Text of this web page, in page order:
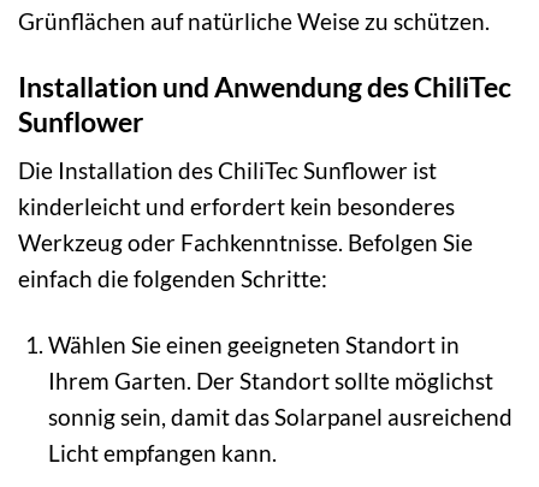
Grünflächen auf natürliche Weise zu schützen.
Installation und Anwendung des ChiliTec
Sunflower
Die Installation des ChiliTec Sunflower ist
kinderleicht und erfordert kein besonderes
Werkzeug oder Fachkenntnisse. Befolgen Sie
einfach die folgenden Schritte:
Wählen Sie einen geeigneten Standort in
Ihrem Garten. Der Standort sollte möglichst
sonnig sein, damit das Solarpanel ausreichend
Licht empfangen kann.